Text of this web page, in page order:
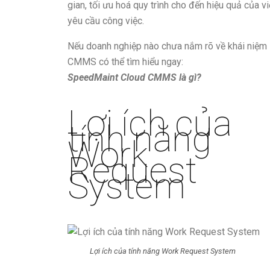
gian, tối ưu hoá quy trình cho đến hiệu quả của
yêu cầu công việc.
Nếu doanh nghiệp nào chưa nắm rõ về khái niệm
CMMS có thể tìm hiểu ngay:
SpeedMaint Cloud CMMS là gì?
Lợi ích của
tính năng
Work
Request
System
Lợi ích của tính năng Work Request System